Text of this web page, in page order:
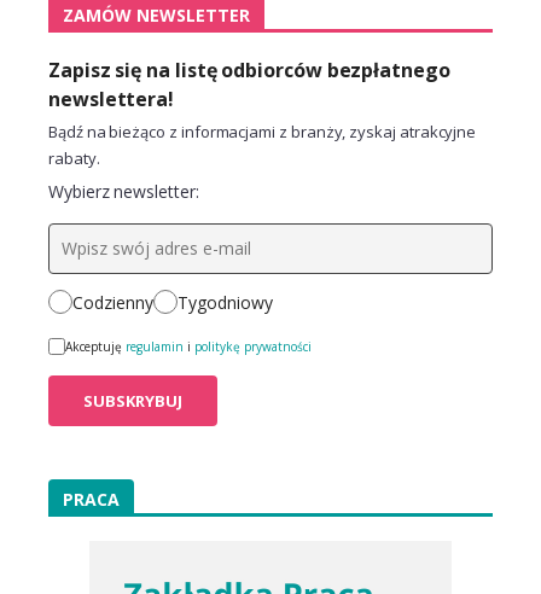
ZAMÓW NEWSLETTER
Zapisz się na listę odbiorców bezpłatnego
newslettera!
Bądź na bieżąco z informacjami z branży, zyskaj atrakcyjne
rabaty.
Wybierz newsletter:
Codzienny Tygodniowy
Akceptuję regulamin i politykę prywatności
PRACA